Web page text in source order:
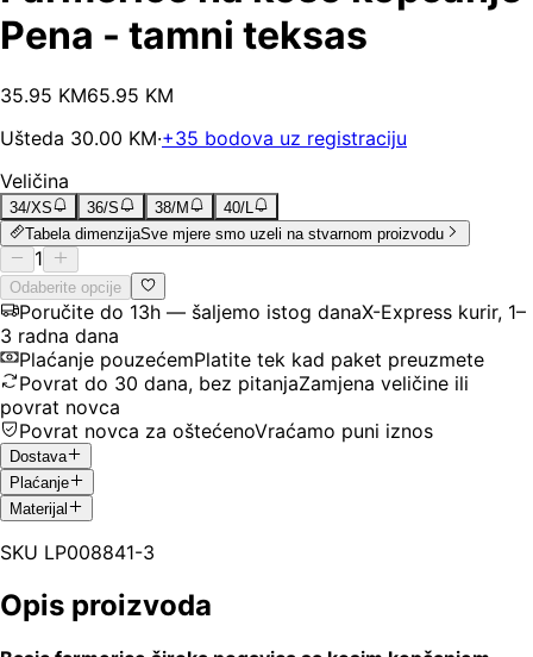
Pena - tamni teksas
35.95 KM65.95 KM
Ušteda 30.00 KM·+35 bodova uz registraciju
Veličina
34/XS 36/S 38/M
40/L
Tabela dimenzijaSve mjere smo uzeli na stvarnom proizvodu
1
Odaberite opcije
Poručite do 13h — šaljemo istog danaX-Express kurir, 1–
3 radna dana
Plaćanje pouzećemPlatite tek kad paket preuzmete
Povrat do 30 dana, bez pitanjaZamjena veličine ili
povrat novca
Povrat novca za oštećenoVraćamo puni iznos
Dostava
Plaćanje
Materijal
SKU LP008841-3
Opis proizvoda